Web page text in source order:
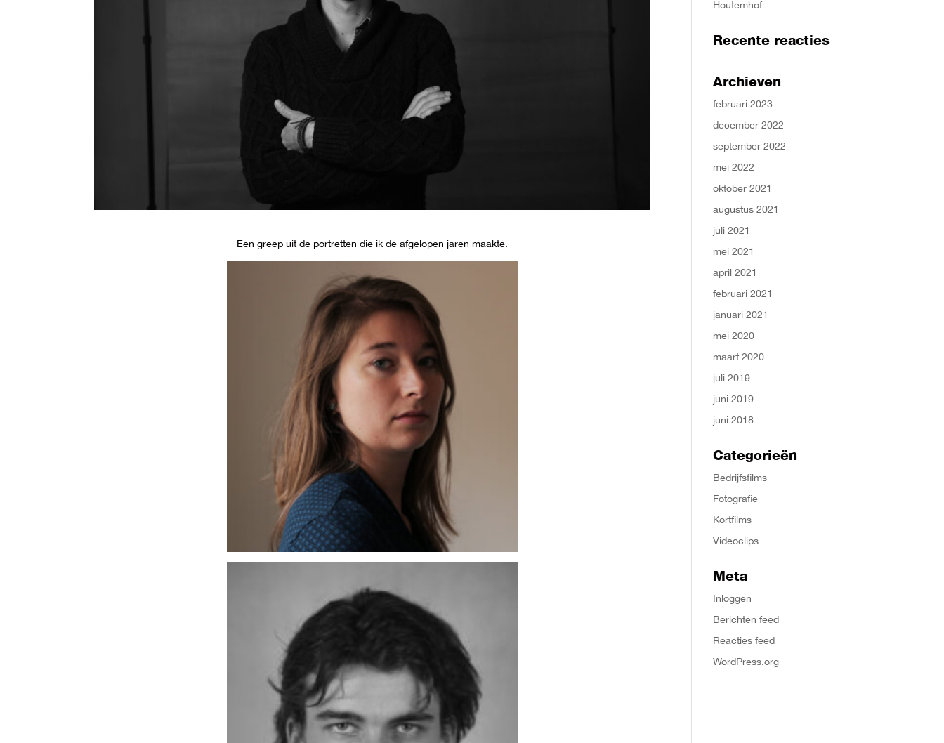
Een greep uit de portretten die ik de afgelopen jaren maakte.
Houtemhof
Recente reacties
Archieven
februari 2023
december 2022
september 2022
mei 2022
oktober 2021
augustus 2021
juli 2021
mei 2021
april 2021
februari 2021
januari 2021
mei 2020
maart 2020
juli 2019
juni 2019
juni 2018
Categorieën
Bedrijfsfilms
Fotografie
Kortfilms
Videoclips
Meta
Inloggen
Berichten feed
Reacties feed
WordPress.org